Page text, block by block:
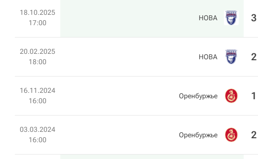
18.10.2025
17:00
HOBA 3
20.02.2025
18:00
HOBA 2
16.11.2024
16:00
Оренбуржье 1
03.03.2024
16:00
Оренбуржье 2